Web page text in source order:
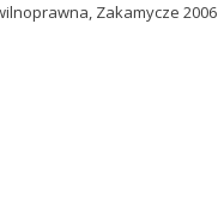
Zakamycze 2006